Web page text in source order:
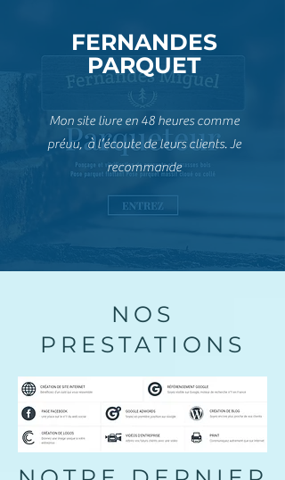
FERNANDES
PARQUET
Mon site livre en 48 heures comme
prévu, à l’écoute de leurs clients. Je
recommande
NOS
PRESTATIONS